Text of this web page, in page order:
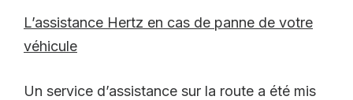
L’assistance Hertz en cas de panne de votre
véhicule
Un service d’assistance sur la route a été mis